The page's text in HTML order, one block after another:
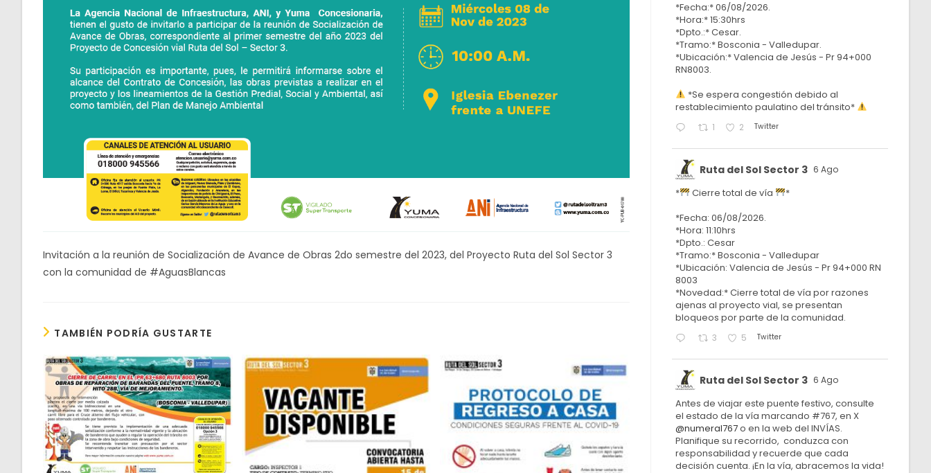
Invitación a la reunión de Socialización de Avance de Obras 2do semestre del 2023, del Proyecto Ruta del Sol Sector 3
con la comunidad de #AguasBlancas
TAMBIÉN PODRÍA GUSTARTE
*Fecha:* 06/08/2026.
*Hora:* 15:30hrs
*Dpto.:* Cesar.
*Tramo:* Bosconia - Valledupar.
*Ubicación:* Valencia de Jesús - Pr 94+000
RN8003.
*Se espera congestión debido al
restablecimiento paulatino del tránsito*
1 2 Twitter
Ruta del Sol Sector 3 6 Ago
* Cierre total de vía
*
*Fecha: 06/08/2026.
*Hora: 11:10hrs
*Dpto.: Cesar
*Tramo:* Bosconia - Valledupar
*Ubicación: Valencia de Jesús - Pr 94+000 RN
8003
*Novedad:* Cierre total de vía por razones
ajenas al proyecto vial, se presentan
bloqueos por parte de la comunidad.
3 5 Twitter
Ruta del Sol Sector 3 6 Ago
Antes de viajar este puente festivo, consulte
el estado de la vía marcando #767, en X
@numeral767o en la web del INVÍAS.
Planifique su recorrido, conduzca con
responsabilidad y recuerde que cada
decisión cuenta. ¡En la vía, abracemos la vida!